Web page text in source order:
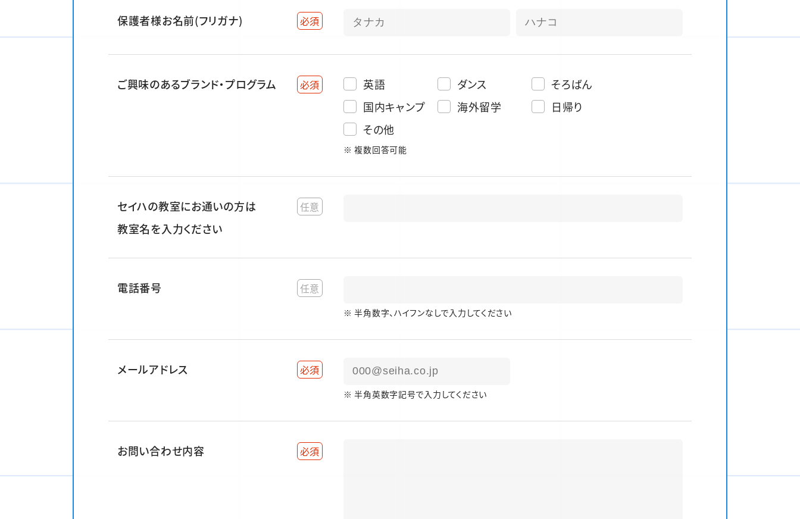
保護者様お名前(フリガナ) 必須
ご興味のあるブランド・プログラム 必須 英語 ダンス
そろばん
国内キャンプ
海外留学
日帰り
その他
※ 複数回答可能
セイハの教室にお通いの方は
教室名を入力ください
任意
電話番号 任意
※ 半角数字、ハイフンなしで入力してください
メールアドレス 必須
※ 半角英数字記号で入力してください
お問い合わせ内容 必須